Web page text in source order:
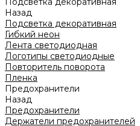
Назад
Подсветка декоративная
Гибкий неон
Лента светодиодная
Логотипы светодиодные
Повторитель поворота
Пленка
Предохранители
Назад
Предохранители
Держатели предохранителей